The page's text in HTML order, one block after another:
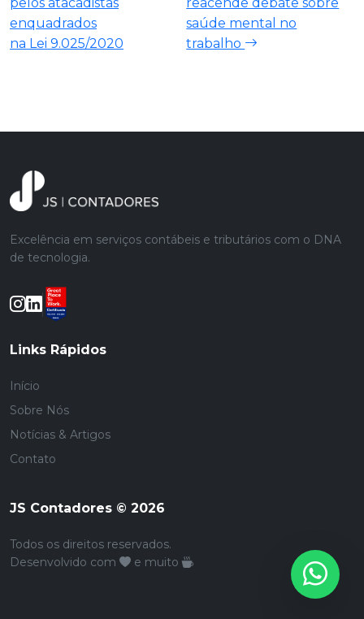
enquadrados
na Lei 9.025/2020
saúde mental no
trabalho
Excelência em serviços contábeis e tributários com o DNA
de tecnologia.
Links Rápidos
Início
Sobre Nós
Notícias & Artigos
Contato
JS Contadores © 2026
Todos os direitos reservados.
Desenvolvido com
e muito